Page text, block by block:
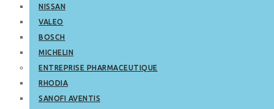
NISSAN
VALEO
BOSCH
MICHELIN
ENTREPRISE PHARMACEUTIQUE
RHODIA
SANOFI AVENTIS